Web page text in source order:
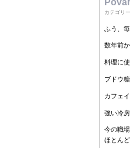
カテゴリ
ふう、
数年前
料理に
ブドウ
カフェ
強い冷
今の職
ほとん